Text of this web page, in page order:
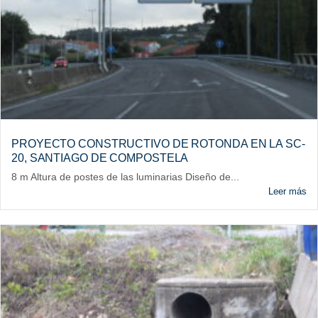
PROYECTO CONSTRUCTIVO DE ROTONDA EN LA SC-
20, SANTIAGO DE COMPOSTELA
8 m Altura de postes de las luminarias Diseño de...
Leer más